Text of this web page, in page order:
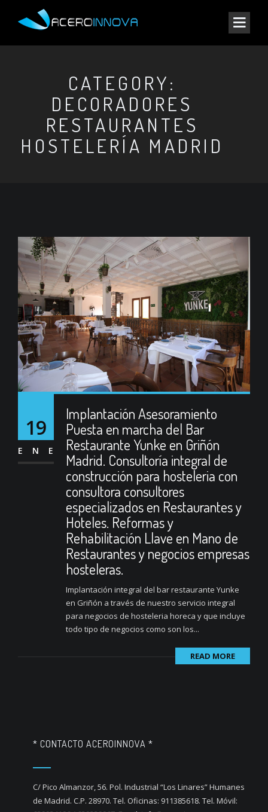
CATEGORY:
DECORADORES
RESTAURANTES
HOSTELERÍA MADRID
19
ENE
Implantación Asesoramiento
Puesta en marcha del Bar
Restaurante Yunke en Griñón
Madrid. Consultoría integral de
construcción para hosteleria con
consultora consultores
especializados en Restaurantes y
Hoteles. Reformas y
Rehabilitación Llave en Mano de
Restaurantes y negocios empresas
hosteleras.
Implantación integral del bar restaurante Yunke
en Griñón a través de nuestro servicio integral
para negocios de hosteleria horeca y que incluye
todo tipo de negocios como son los...
READ MORE
* CONTACTO ACEROINNOVA *
C/ Pico Almanzor, 56. Pol. Industrial “Los Linares” Humanes
de Madrid. C.P. 28970. Tel. Oficinas: 911385618. Tel. Móvil: